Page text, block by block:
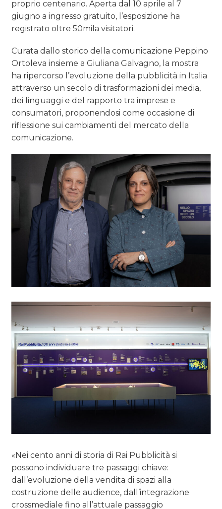
proprio centenario. Aperta dal 10 aprile al 7
giugno a ingresso gratuito, l’esposizione ha
registrato oltre 50mila visitatori.
Curata dallo storico della comunicazione Peppino
Ortoleva insieme a Giuliana Galvagno, la mostra
ha ripercorso l’evoluzione della pubblicità in Italia
attraverso un secolo di trasformazioni dei media,
dei linguaggi e del rapporto tra imprese e
consumatori, proponendosi come occasione di
riflessione sui cambiamenti del mercato della
comunicazione.
«Nei cento anni di storia di Rai Pubblicità si
possono individuare tre passaggi chiave:
dall’evoluzione della vendita di spazi alla
costruzione delle audience, dall’integrazione
crossmediale fino all’attuale passaggio